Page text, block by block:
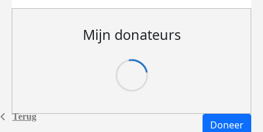
Terug
Mijn donateurs
Doneer